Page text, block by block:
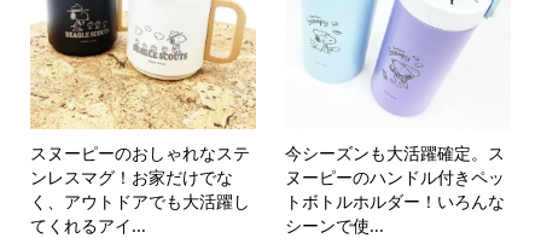
スヌーピーのおしゃれなステ
ンレスマグ！お家だけでな
く、アウトドアでも大活躍し
てくれるアイ...
今シーズンも大活躍確定。ス
ヌーピーのハンドル付きペッ
トボトルホルダー！いろんな
シーンで使...